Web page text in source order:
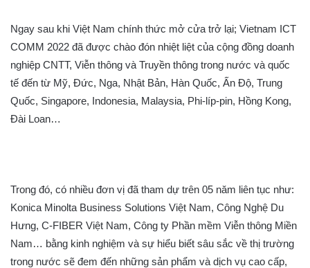
Ngay sau khi Việt Nam chính thức mở cửa trở lại; Vietnam ICT
COMM 2022 đã được chào đón nhiệt liệt của cộng đồng doanh
nghiệp CNTT, Viễn thông và Truyền thông trong nước và quốc
tế đến từ Mỹ, Đức, Nga, Nhật Bản, Hàn Quốc, Ấn Độ, Trung
Quốc, Singapore, Indonesia, Malaysia, Phi-líp-pin, Hồng Kong,
Đài Loan…
Trong đó, có nhiều đơn vị đã tham dự trên 05 năm liên tục như:
Konica Minolta Business Solutions Việt Nam, Công Nghệ Du
Hưng, C-FIBER Việt Nam, Công ty Phần mềm Viễn thông Miền
Nam… bằng kinh nghiệm và sự hiểu biết sâu sắc về thị trường
trong nước sẽ đem đến những sản phẩm và dịch vụ cao cấp,